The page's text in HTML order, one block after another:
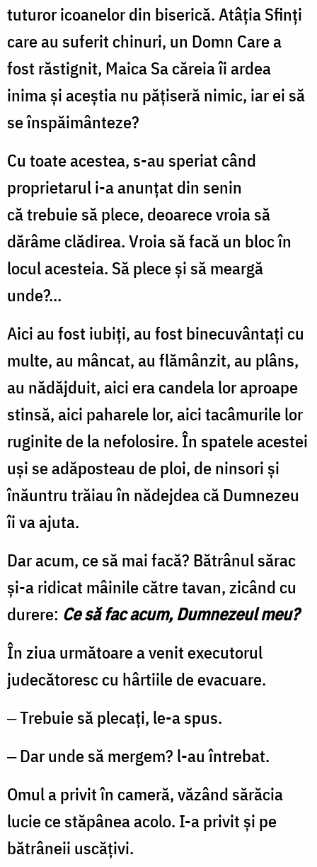
tuturor icoanelor din biserică. Atâția Sfinți
care au suferit chinuri, un Domn Care a
fost răstignit, Maica Sa căreia îi ardea
inima și aceștia nu pățiseră nimic, iar ei să
se înspăimânteze?
Cu toate acestea, s-au speriat când
proprietarul i-a anunțat din senin
că trebuie să plece, deoarece vroia să
dărâme clădirea. Vroia să facă un bloc în
locul acesteia. Să plece și să meargă
unde?...
Aici au fost iubiți, au fost binecuvântați cu
multe, au mâncat, au flămânzit, au plâns,
au nădăjduit, aici era candela lor aproape
stinsă, aici paharele lor, aici tacâmurile lor
ruginite de la nefolosire. În spatele acestei
uși se adăposteau de ploi, de ninsori și
înăuntru trăiau în nădejdea că Dumnezeu
îi va ajuta.
Dar acum, ce să mai facă? Bătrânul sărac
și-a ridicat mâinile către tavan, zicând cu
durere: Ce să fac acum, Dumnezeul meu?
În ziua următoare a venit executorul
judecătoresc cu hârtiile de evacuare.
‒ Trebuie să plecați, le-a spus.
‒ Dar unde să mergem? l-au întrebat.
Omul a privit în cameră, văzând sărăcia
lucie ce stăpânea acolo. I-a privit și pe
bătrâneii uscățivi.